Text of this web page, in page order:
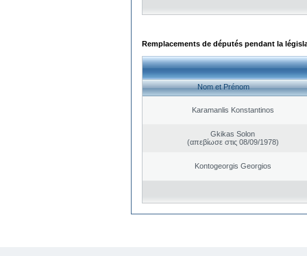
Remplacements de députés pendant la
Nom et Prénom
Karamanlis Konstantinos
Gkikas Solon
(απεβίωσε στις 08/09/1978)
Kontogeorgis Georgios